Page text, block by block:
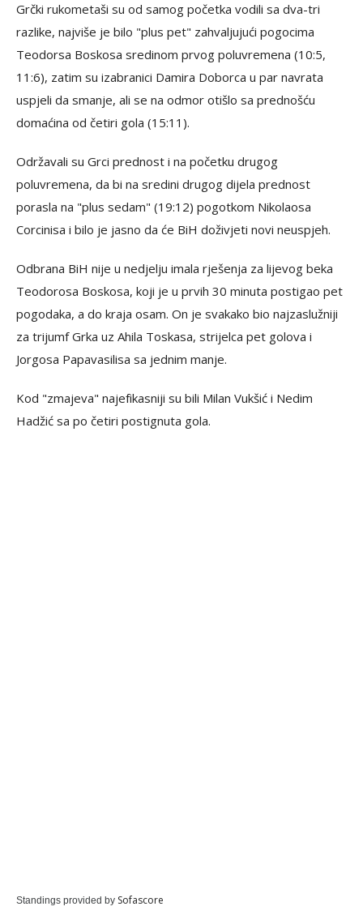
Grčki rukometaši su od samog početka vodili sa dva-tri
razlike, najviše je bilo "plus pet" zahvaljujući pogocima
Teodorsa Boskosa sredinom prvog poluvremena (10:5,
11:6), zatim su izabranici Damira Doborca u par navrata
uspjeli da smanje, ali se na odmor otišlo sa prednošću
domaćina od četiri gola (15:11).
Održavali su Grci prednost i na početku drugog
poluvremena, da bi na sredini drugog dijela prednost
porasla na "plus sedam" (19:12) pogotkom Nikolaosa
Corcinisa i bilo je jasno da će BiH doživjeti novi neuspjeh.
Odbrana BiH nije u nedjelju imala rješenja za lijevog beka
Teodorosa Boskosa, koji je u prvih 30 minuta postigao pet
pogodaka, a do kraja osam. On je svakako bio najzaslužniji
za trijumf Grka uz Ahila Toskasa, strijelca pet golova i
Jorgosa Papavasilisa sa jednim manje.
Kod "zmajeva" najefikasniji su bili Milan Vukšić i Nedim
Hadžić sa po četiri postignuta gola.
Standings provided by Sofascore